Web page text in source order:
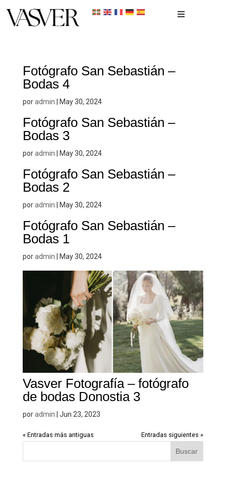
Portfolio
Reportaje Fotográfico
Contacto
Fotógrafo San Sebastián –
Bodas 4
poradmin May 30, 2024
Fotógrafo San Sebastián –
Bodas 3
poradmin May 30, 2024
Fotógrafo San Sebastián –
Bodas 2
poradmin May 30, 2024
Fotógrafo San Sebastián –
Bodas 1
poradmin May 30, 2024
Vasver Fotografía – fotógrafo
de bodas Donostia 3
poradmin Jun 23, 2023
« Entradas más antiguas Entradas siguientes »